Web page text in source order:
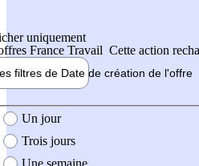
uniquement
France Travail Cette action
filtres de Date de création de l'offre
création de l'offre
Un jour
Trois jours
Une semaine